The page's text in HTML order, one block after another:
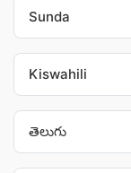
Sunda
Kiswahili
తెలుగు